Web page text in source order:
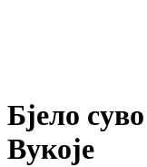
Бјело
Вукоје